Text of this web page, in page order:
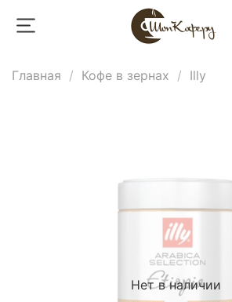
Главная Кофе в зернах Illy
Нет в наличии